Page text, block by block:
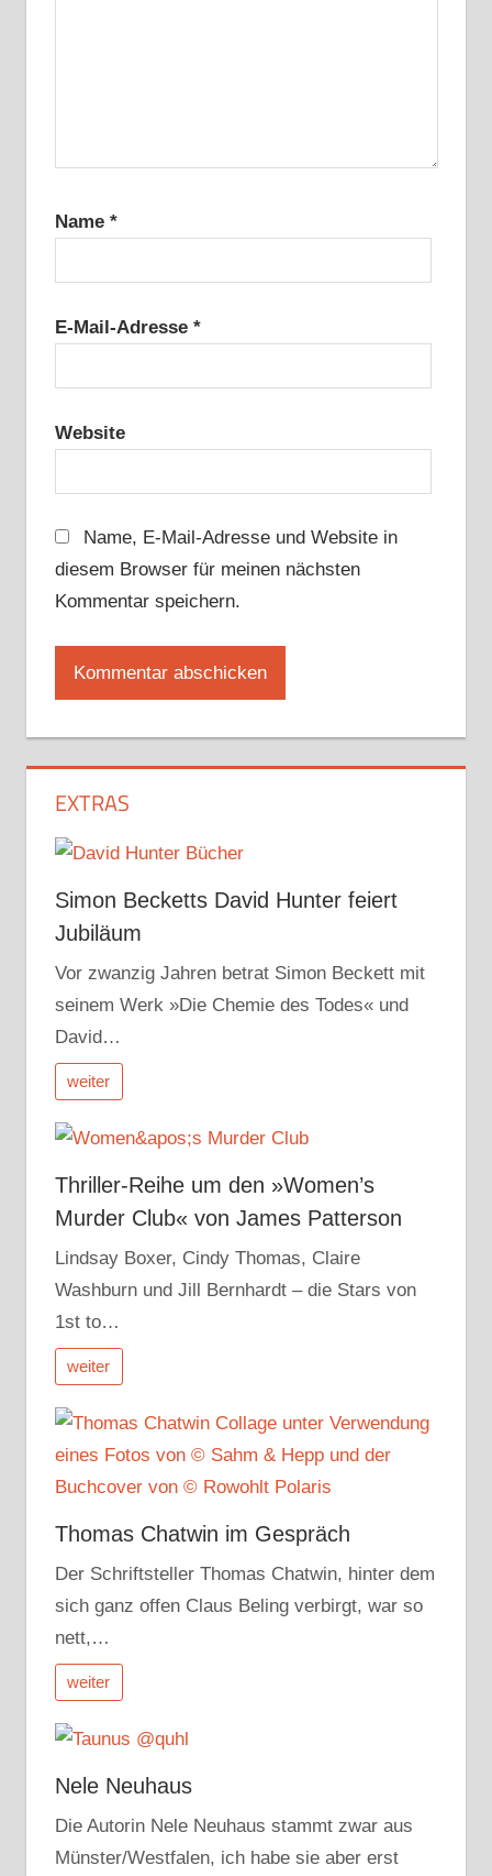
Name *
E-Mail-Adresse *
Website
Name, E-Mail-Adresse und Website in
diesem Browser für meinen nächsten
Kommentar speichern.
EXTRAS
Simon Becketts David Hunter feiert
Jubiläum
Vor zwanzig Jahren betrat Simon Beckett mit
seinem Werk »Die Chemie des Todes« und
David…
weiter
Thriller-Reihe um den »Women’s
Murder Club« von James Patterson
Lindsay Boxer, Cindy Thomas, Claire
Washburn und Jill Bernhardt – die Stars von
1st to…
weiter
Thomas Chatwin im Gespräch
Der Schriftsteller Thomas Chatwin, hinter dem
sich ganz offen Claus Beling verbirgt, war so
nett,…
weiter
Nele Neuhaus
Die Autorin Nele Neuhaus stammt zwar aus
Münster/Westfalen, ich habe sie aber erst